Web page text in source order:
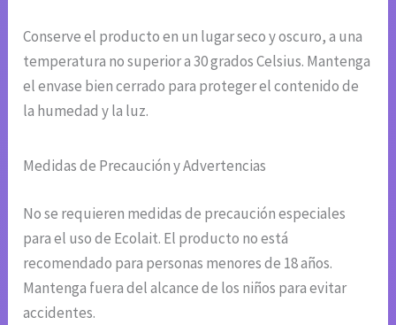
Conserve el producto en un lugar seco y oscuro, a una
temperatura no superior a 30 grados Celsius. Mantenga
el envase bien cerrado para proteger el contenido de
la humedad y la luz.
Medidas de Precaución y Advertencias
No se requieren medidas de precaución especiales
para el uso de Ecolait. El producto no está
recomendado para personas menores de 18 años.
Mantenga fuera del alcance de los niños para evitar
accidentes.